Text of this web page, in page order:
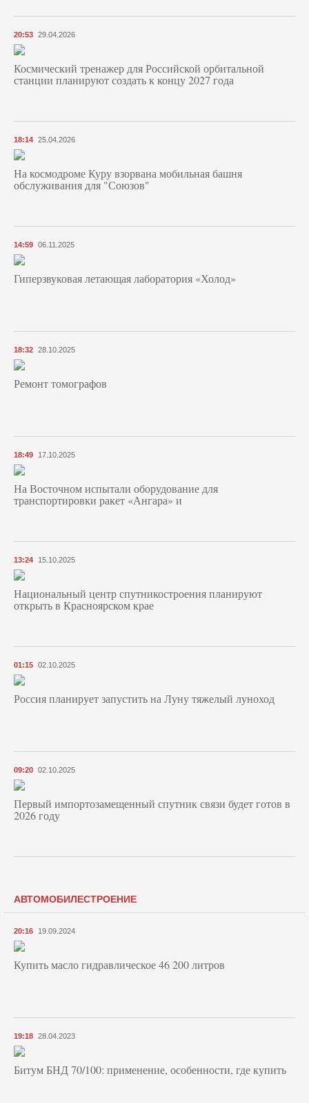
20:53 29.04.2026
Космический тренажер для Российской орбитальной
станции планируют создать к концу 2027 года
18:14 25.04.2026
На космодроме Куру взорвана мобильная башня
обслуживания для "Союзов"
14:59 06.11.2025
Гиперзвуковая летающая лаборатория «Холод»
18:32 28.10.2025
Ремонт томографов
18:49 17.10.2025
На Восточном испытали оборудование для
транспортировки ракет «Ангара» и
13:24 15.10.2025
Национальный центр спутникостроения планируют
открыть в Красноярском крае
01:15 02.10.2025
Россия планирует запустить на Луну тяжелый луноход
09:20 02.10.2025
Первый импортозамещенный спутник связи будет готов в
2026 году
АВТОМОБИЛЕСТРОЕНИЕ
20:16 19.09.2024
Купить масло гидравлическое 46 200 литров
19:18 28.04.2023
Битум БНД 70/100: применение, особенности, где купить